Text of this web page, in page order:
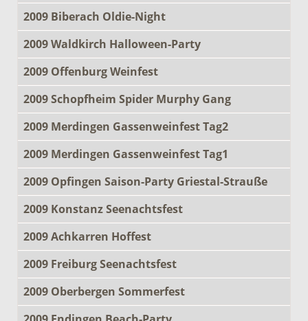
2009 Biberach Oldie-Night
2009 Waldkirch Halloween-Party
2009 Offenburg Weinfest
2009 Schopfheim Spider Murphy Gang
2009 Merdingen Gassenweinfest Tag2
2009 Merdingen Gassenweinfest Tag1
2009 Opfingen Saison-Party Griestal-Strauße
2009 Konstanz Seenachtsfest
2009 Achkarren Hoffest
2009 Freiburg Seenachtsfest
2009 Oberbergen Sommerfest